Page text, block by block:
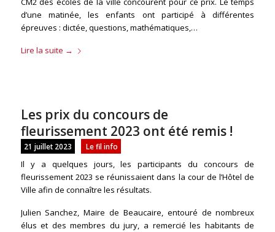
d’une matinée, les enfants ont participé à différentes
épreuves : dictée, questions, mathématiques,…
Lire la suite →
Les prix du concours de
fleurissement 2023 ont été remis !
21 juillet 2023 Le fil info
Il y a quelques jours, les participants du concours de
fleurissement 2023 se réunissaient dans la cour de l’Hôtel de
Ville afin de connaître les résultats.
Julien Sanchez, Maire de Beaucaire, entouré de nombreux
élus et des membres du jury, a remercié les habitants de